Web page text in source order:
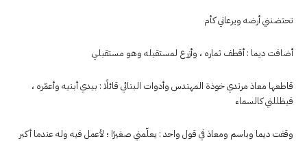
تحتضنني أرضه ويرعاني كأم
أضافت ديما : أقطف ثماره ، وأزرع لمستقبله وهو مستقبلي
قاطعها معاذ مرتدي خوذة المهندس وأدوات البنائي قائلًا : بيدي أبنيه وأعمّره ،
فيظللني كالسماء
وقفت ديما وباسم ومعاذ في قول واحد : يعلّمني صغيرًا ؛ لأعمل فيه وله عندما أكبر